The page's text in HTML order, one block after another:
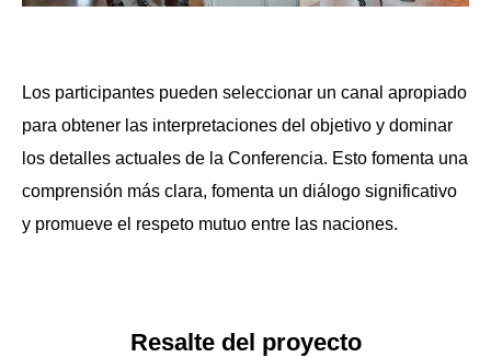
Los participantes pueden seleccionar un canal apropiado
para obtener las interpretaciones del objetivo y dominar
los detalles actuales de la Conferencia. Esto fomenta una
comprensión más clara, fomenta un diálogo significativo
y promueve el respeto mutuo entre las naciones.
Resalte del proyecto